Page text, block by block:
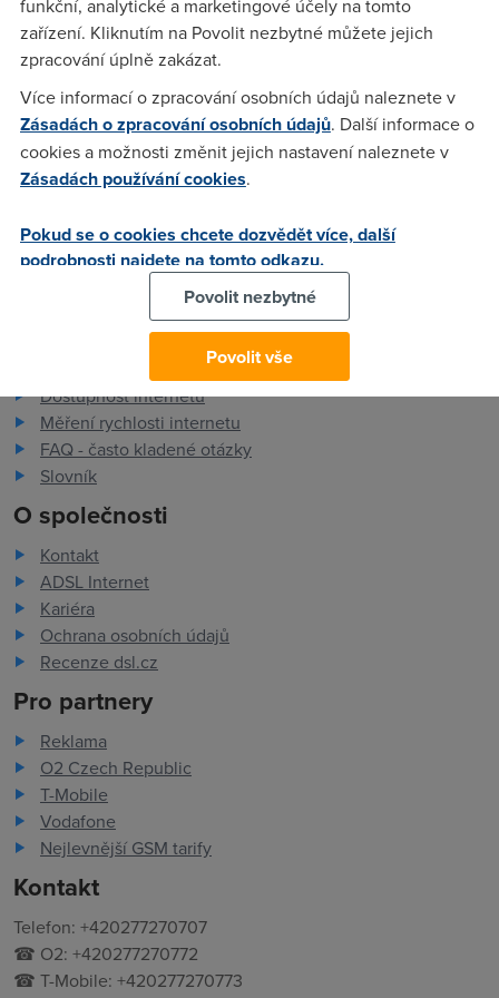
nějakou zmenu dostal jsem i jinou IP adresu..ale od té doby
je rychlost zas děsně pomalá...testuji to celý den a na víc jak
260kbs se nedostanu.....a to i večer...
Anonym (19.1.2006 11:42:58)
zkus tam brnknout
Dostupnost internetu
Měření rychlosti internetu
FAQ - často kladené otázky
Slovník
O společnosti
Kontakt
ADSL Internet
Kariéra
Ochrana osobních údajů
Recenze dsl.cz
Pro partnery
Reklama
O2 Czech Republic
T-Mobile
Vodafone
Nejlevnější GSM tarify
Kontakt
Telefon: +420277270707
☎ O2: +420277270772
☎ T-Mobile: +420277270773
funkční, analytické a marketingové účely na tomto
zařízení. Kliknutím na Povolit nezbytné můžete jejich
zpracování úplně zakázat.
Více informací o zpracování osobních údajů naleznete v
Zásadách o zpracování osobních údajů. Další informace o
cookies a možnosti změnit jejich nastavení naleznete v
Zásadách používání cookies.
Pokud se o cookies chcete dozvědět více, další
podrobnosti najdete na tomto odkazu.
Povolit nezbytné
Povolit vše